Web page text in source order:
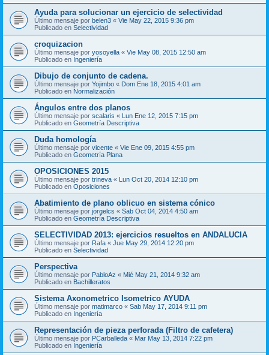
Ayuda para solucionar un ejercicio de selectividad
Último mensaje por belen3 « Vie May 22, 2015 9:36 pm
Publicado en Selectividad
croquizacion
Último mensaje por yosoyella « Vie May 08, 2015 12:50 am
Publicado en Ingeniería
Dibujo de conjunto de cadena.
Último mensaje por Yojimbo « Dom Ene 18, 2015 4:01 am
Publicado en Normalización
Ángulos entre dos planos
Último mensaje por scalaris « Lun Ene 12, 2015 7:15 pm
Publicado en Geometría Descriptiva
Duda homología
Último mensaje por vicente « Vie Ene 09, 2015 4:55 pm
Publicado en Geometría Plana
OPOSICIONES 2015
Último mensaje por trineva « Lun Oct 20, 2014 12:10 pm
Publicado en Oposiciones
Abatimiento de plano oblicuo en sistema cónico
Último mensaje por jorgelcs « Sab Oct 04, 2014 4:50 am
Publicado en Geometría Descriptiva
SELECTIVIDAD 2013: ejercicios resueltos en ANDALUCIA
Último mensaje por Rafa « Jue May 29, 2014 12:20 pm
Publicado en Selectividad
Perspectiva
Último mensaje por PabloAz « Mié May 21, 2014 9:32 am
Publicado en Bachilleratos
Sistema Axonometrico Isometrico AYUDA
Último mensaje por matimarco « Sab May 17, 2014 9:11 pm
Publicado en Ingeniería
Representación de pieza perforada (Filtro de cafetera)
Último mensaje por PCarballeda « Mar May 13, 2014 7:22 pm
Publicado en Ingeniería